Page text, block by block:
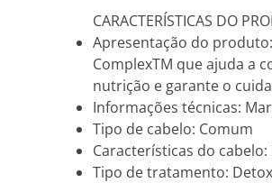
CARACTERÍSTICAS DO
Apresentação do
ComplexTM que ajuda a
nutrição e garante o
Informações técnicas:
Tipo de cabelo: Comum
Características do
Tipo de tratamento: Detox